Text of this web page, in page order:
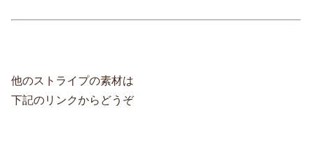
他のストライプの素材は
下記のリンクからどうぞ